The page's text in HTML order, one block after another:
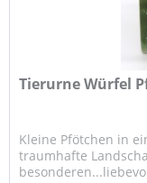
Tierurne Würfel
Kleine Pfötchen in
traumhafte